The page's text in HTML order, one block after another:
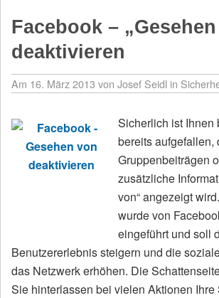
Facebook –
deaktivieren
Am 16. März 2013 von Josef Seidl in
Sicherlich ist Ihnen
bereits aufgefallen,
Gruppenbeiträgen
zusätzliche
von“ angezeigt
wurde von
eingeführt und soll
Benutzererlebnis steigern und die
das Netzwerk erhöhen. Die
Sie hinterlassen bei vielen Aktionen Ihre